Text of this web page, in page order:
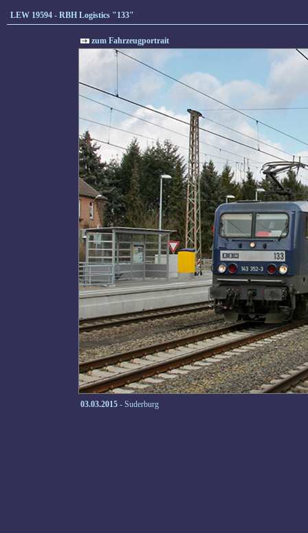
LEW 19594 - RBH Logistics "133"
zum Fahrzeugportrait
03.03.2015 - Suderburg